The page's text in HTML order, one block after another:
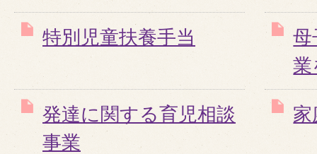
特別児童扶養手当
母
業
発達に関する育児相談
事業
家